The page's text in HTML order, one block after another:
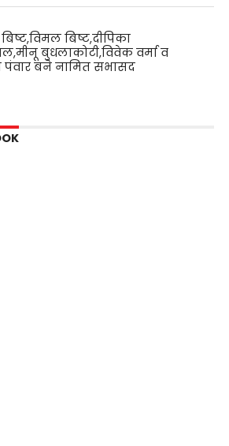
बिष्ट,दीपिका
बुधलाकोटी,विवेक वर्मा व
बने नामित सभासद